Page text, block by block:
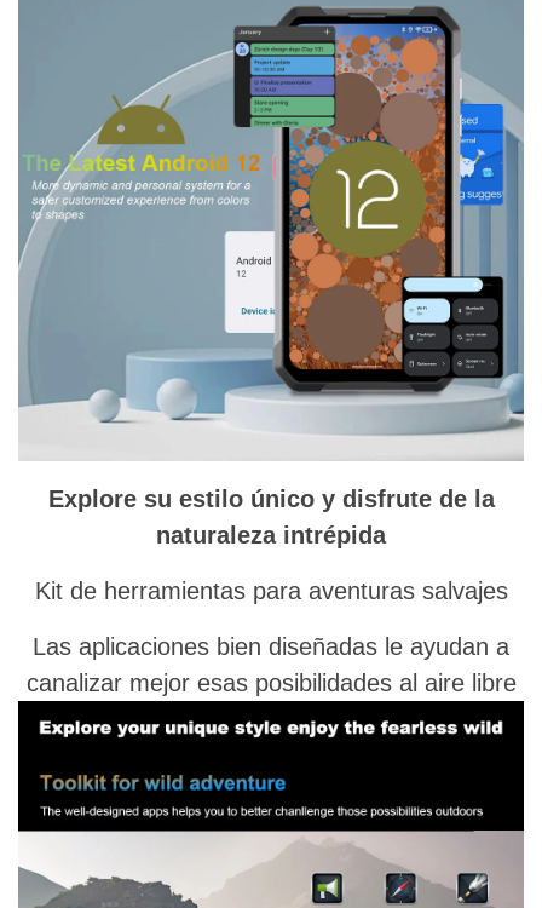
Explore su estilo único y disfrute de la
naturaleza intrépida
Kit de herramientas para aventuras salvajes
Las aplicaciones bien diseñadas le ayudan a
canalizar mejor esas posibilidades al aire libre